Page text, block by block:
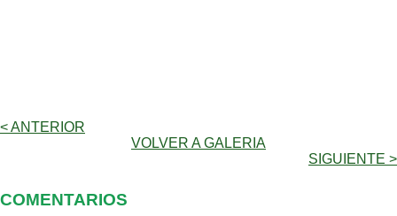
< ANTERIOR
VOLVER A GALERIA
SIGUIENTE >
COMENTARIOS